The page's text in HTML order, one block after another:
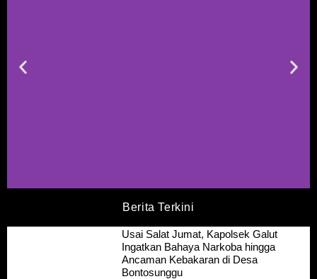
Berita Terkini
Usai Salat Jumat, Kapolsek Galut
Ingatkan Bahaya Narkoba hingga
Ancaman Kebakaran di Desa
Bontosunggu